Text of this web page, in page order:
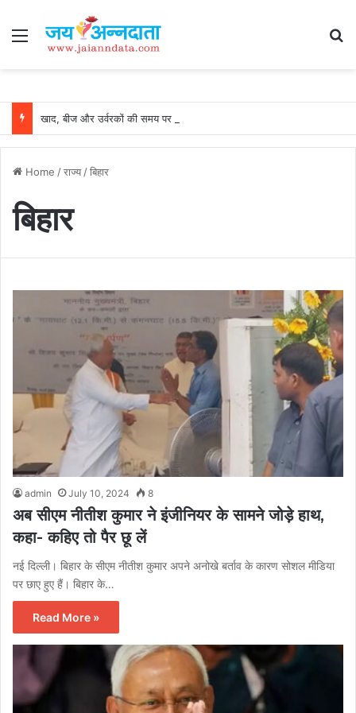
Menu
Home /राज्य/बिहार
बिहार
admin July 10, 2024 8
अब सीएम नीतीश कुमार ने इंजीनियर के सामने जोड़े हाथ,
कहा- कहिए तो पैर छू लें
नई दिल्ली। बिहार के सीएम नीतीश कुमार अपने अनोखे बर्ताव के कारण सोशल मीडिया
पर छाए हुए हैं। बिहार के…
Read More »